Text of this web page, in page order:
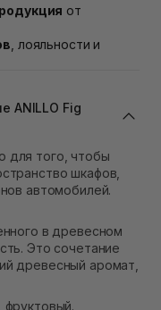
Подстригача,
Бандеры 43
и Гудачека 23 (ТЦ
от
, лояльности и
ANILLO Fig
для того, чтобы
шкафов,
автомобилей.
в древесном
Это сочетание
древесный аромат,